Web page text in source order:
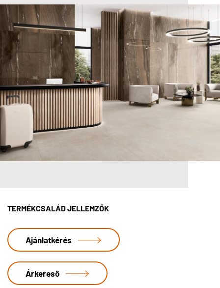
TERMÉKCSALÁD JELLEMZŐK
Ajánlatkérés
Árkereső